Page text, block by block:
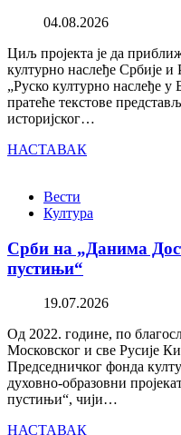
04.08.2026
Циљ пројекта је да
културно наслеђе Србије
„Руско културно наслеђе у
пратеће текстове
историјског…
НАСТАВАК
Вести
Култура
Срби на „Данима
пустињи“
19.07.2026
Од 2022. године, по
Московског и све Русије
Председничког фонда
духовно-образовни
пустињи“, чији…
НАСТАВАК